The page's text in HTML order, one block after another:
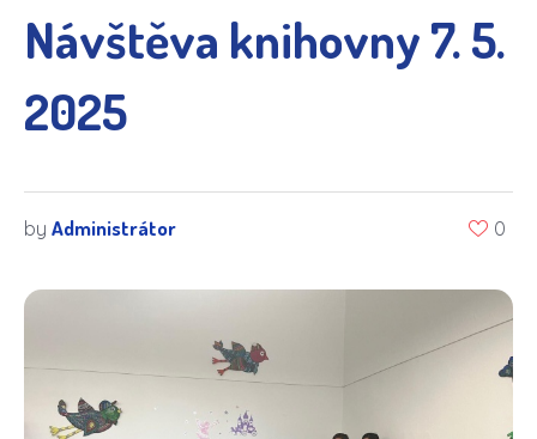
Návštěva knihovny 7. 5.
2025
by Administrátor 0